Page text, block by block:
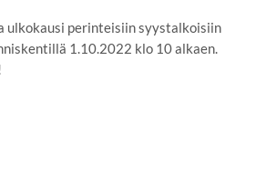
ulkokausi perinteisiin syystalkoisiin
1.10.2022 klo 10 alkaen.